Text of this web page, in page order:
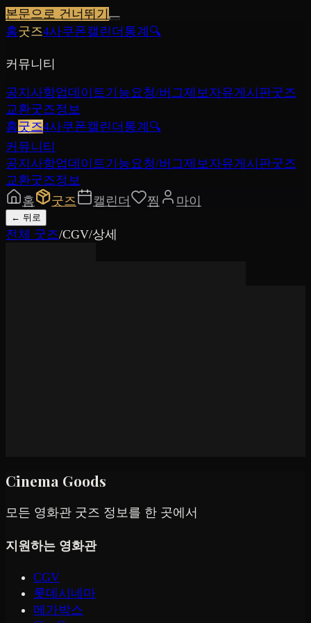
본문으로 건너뛰기
홈굿즈4사쿠폰캘린더 통계 🔍
커뮤니티
공지사항업데이트기능요청/버그제보자유게시판굿즈
교환굿즈정보
홈굿즈4사쿠폰캘린더 통계 🔍
커뮤니티
공지사항업데이트기능요청/버그제보자유게시판굿즈
교환굿즈정보
홈
굿즈 캘린더 찜 마이
← 뒤로
전체 굿즈/CGV/상세
Cinema Goods
모든 영화관 굿즈 정보를 한 곳에서
지원하는 영화관
CGV
롯데시네마
메가박스